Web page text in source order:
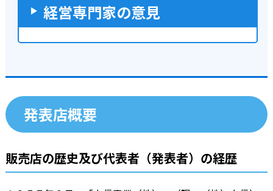
経営専門家の意見
発表店概要
販売店の歴史及び代表者（発表者）の経歴